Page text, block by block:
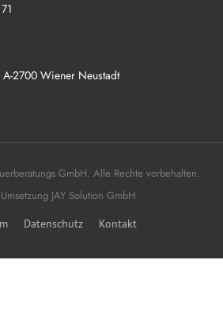
A-2700 Wiener Neustadt
GmbH. Alle Rechte vorbehalten.
JAY Solution GmbH
Datenschutz Kontakt